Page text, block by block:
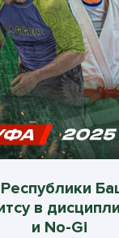
в
и No-Gi